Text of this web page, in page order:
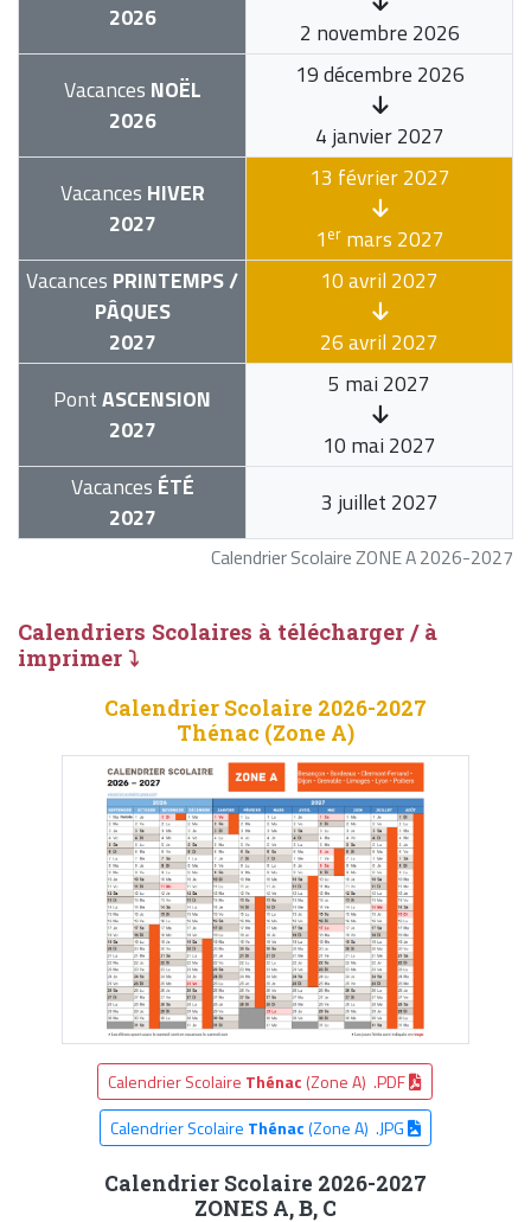
Calendrier Scolaire ZONE A 2026-2027
2026
2 novembre 2026
Vacances NOËL
2026
19 décembre 2026
4 janvier 2027
Vacances HIVER
2027
13 février 2027
1ermars 2027
Vacances PRINTEMPS /
PÂQUES
2027
10 avril 2027
26 avril 2027
PontASCENSION
2027
5 mai 2027
10 mai 2027
Vacances ÉTÉ
2027
3 juillet 2027
Calendriers Scolaires à télécharger / à
imprimer ⤵
Calendrier Scolaire 2026-2027
Thénac (Zone A)
Calendrier Scolaire Thénac (Zone A) .PDF
Calendrier Scolaire Thénac(Zone A) .JPG
Calendrier Scolaire 2026-2027
ZONES A, B, C